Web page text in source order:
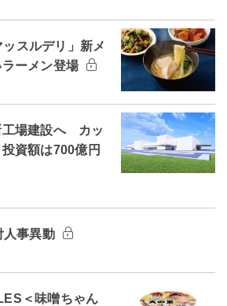
スルデリ」新メ
ーメン登場
工場建設へ カッ
資額は700億円
人事異動
＜味噌ちゃん